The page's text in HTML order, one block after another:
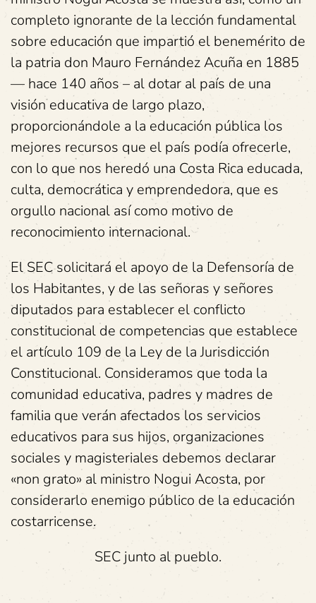
completo ignorante de la lección fundamental
sobre educación que impartió el benemérito de
la patria don Mauro Fernández Acuña en 1885
— hace 140 años – al dotar al país de una
visión educativa de largo plazo,
proporcionándole a la educación pública los
mejores recursos que el país podía ofrecerle,
con lo que nos heredó una Costa Rica educada,
culta, democrática y emprendedora, que es
orgullo nacional así como motivo de
reconocimiento internacional.
El SEC solicitará el apoyo de la Defensoría de
los Habitantes, y de las señoras y señores
diputados para establecer el conflicto
constitucional de competencias que establece
el artículo 109 de la Ley de la Jurisdicción
Constitucional. Consideramos que toda la
comunidad educativa, padres y madres de
familia que verán afectados los servicios
educativos para sus hijos, organizaciones
sociales y magisteriales debemos declarar
«non grato» al ministro Nogui Acosta, por
considerarlo enemigo público de la educación
costarricense.
SEC junto al pueblo.